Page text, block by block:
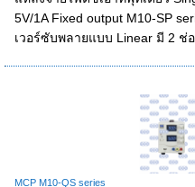
5V/1A Fixed output M10-SP
เวอร์ซับพลายแบบ Linear มี 2 ช่
MCP M10-QS series